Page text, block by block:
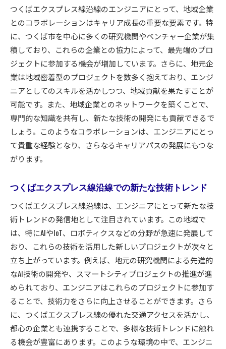
つくばエクスプレス線沿線のエンジニアにとって、地域企業
とのコラボレーションはキャリア成長の重要な要素です。特
に、つくば市を中心に多くの研究機関やベンチャー企業が集
積しており、これらの企業との協力によって、最先端のプロ
ジェクトに参加する機会が増加しています。さらに、地元企
業は地域密着型のプロジェクトを数多く抱えており、エンジ
ニアとしてのスキルを活かしつつ、地域貢献を果たすことが
可能です。また、地域企業とのネットワークを築くことで、
専門的な知識を共有し、新たな技術の開発にも貢献できるで
しょう。このようなコラボレーションは、エンジニアにとっ
て貴重な経験となり、さらなるキャリアパスの発展にもつな
がります。
つくばエクスプレス線沿線での新たな技術トレンド
つくばエクスプレス線沿線は、エンジニアにとって新たな技
術トレンドの発信地として注目されています。この地域で
は、特にAIやIoT、ロボティクスなどの分野が急速に発展して
おり、これらの技術を活用した新しいプロジェクトが次々と
立ち上がっています。例えば、地元の研究機関による先進的
なAI技術の開発や、スマートシティプロジェクトの推進が進
められており、エンジニアはこれらのプロジェクトに参加す
ることで、技術力をさらに向上させることができます。さら
に、つくばエクスプレス線の優れた交通アクセスを活かし、
都心の企業とも連携することで、多様な技術トレンドに触れ
る機会が豊富にあります。このような環境の中で、エンジニ